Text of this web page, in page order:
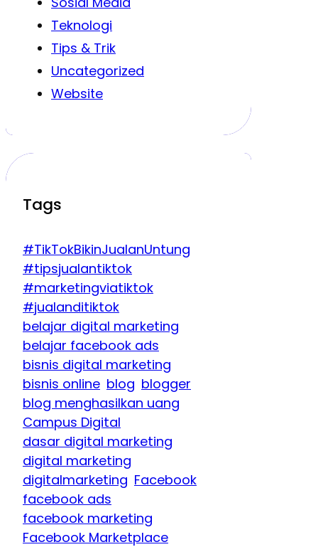
Teknologi
Tips & Trik
Uncategorized
Website
Tags
#TikTokBikinJualanUntung
#tipsjualantiktok
#marketingviatiktok
#jualanditiktok
belajar digital marketing
belajar facebook ads
bisnis digital marketing
bisnis online blog blogger
blog menghasilkan uang
Campus Digital
dasar digital marketing
digital marketing
digitalmarketing Facebook
facebook ads
facebook marketing
Facebook Marketplace